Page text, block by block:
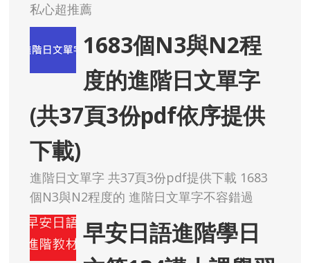
私心超推薦
1683個N3與N2程
度的進階日文單字
(共37頁3份pdf依序提供
下載)
進階日文單字 共37頁3份pdf提供下載 1683
個N3與N2程度的 進階日文單字不容錯過
早安日語進階學日